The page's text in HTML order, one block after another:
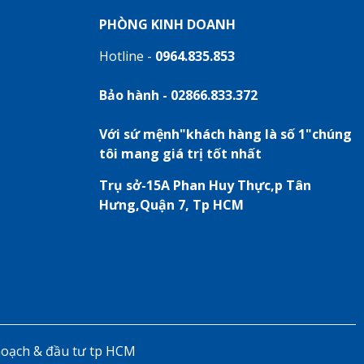
PHÒNG KINH DOANH
Hotline - 0964.835.853
Bảo hành - 02866.833.372
Với sứ mệnh"khách hàng là số 1"chúng
tôi mang giá trị tốt nhất
Trụ sở-15A Phan Huy Thực,p Tân
Hưng,Quận 7, Tp HCM
& đầu tư tp HCM